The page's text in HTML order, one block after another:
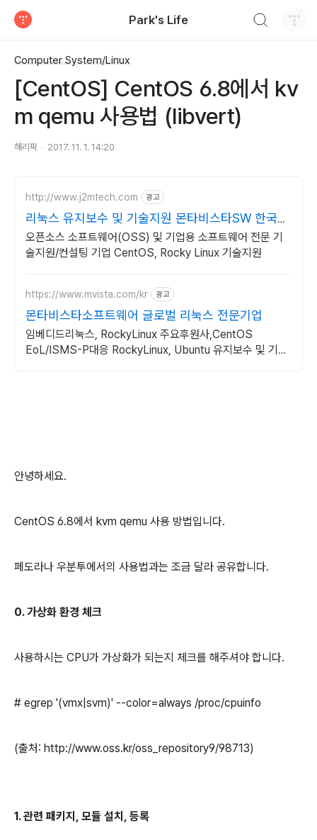
Park's Life
Computer System/Linux
[CentOS] CentOS 6.8에서 kv
m qemu 사용법 (libvert)
해리팍 2017. 11. 1. 14:20
http://www.j2mtech.com 광고
리눅스 유지보수 및 기술지원 몬타비스타SW 한국
대리점
오픈소스 소프트웨어(OSS) 및 기업용 소프트웨어 전문 기
술지원/컨설팅 기업 CentOS, Rocky Linux 기술지원
https://www.mvista.com/kr 광고
몬타비스타소프트웨어 글로벌 리눅스 전문기업
임베디드리눅스, RockyLinux 주요후원사,CentOS
EoL/ISMS-P대응 RockyLinux, Ubuntu 유지보수 및 기술
안녕하세요.
CentOS 6.8에서 kvm qemu 사용 방법입니다.
페도라나 우분투에서의 사용법과는 조금 달라 공유합니다.
0. 가상화 환경 체크
사용하시는 CPU가 가상화가 되는지 체크를 해주셔야 합니다.
# egrep '(vmx|svm)' --color=always /proc/cpuinfo
(출처: http://www.oss.kr/oss_repository9/98713)
1. 관련 패키지, 모듈 설치, 등록